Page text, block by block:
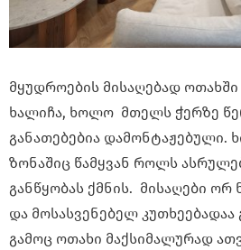
მყუდროების მისაღებად
ხალიჩა, ხოლო მთელს ჭერზე
განათებებია დამონტაჟებული.
ზონაშიც წამყვან როლს
განწყობას ქმნის. მისაღები
და მოსასვენებელ
გამოც ოთახი მაქსიმალურად